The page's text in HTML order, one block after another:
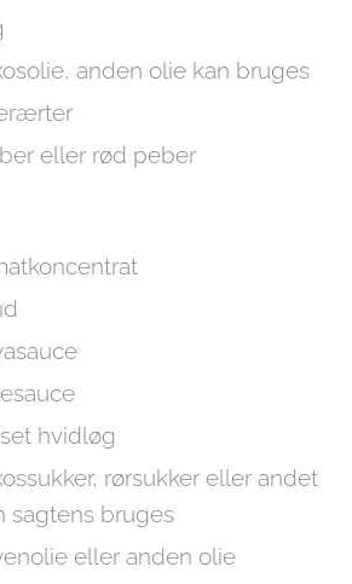
anden olie kan bruges
eller rød peber
hvidløg
rørsukker eller andet
sagtens bruges
eller anden olie